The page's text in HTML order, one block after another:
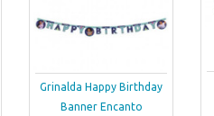
Grinalda Happy Birthday
Banner Encanto